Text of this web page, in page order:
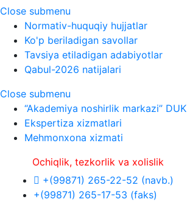
Close submenu
Normativ-huquqiy hujjatlar
Ko'p beriladigan savollar
Tavsiya etiladigan adabiyotlar
Qabul-2026 natijalari
Close submenu
“Akademiya noshirlik markazi” DUK
Ekspertiza xizmatlari
Mehmonxona xizmati
tezkorlik va xolislik
+(99871) 265-22-52 (navb.)
+(99871) 265-17-53 (faks)